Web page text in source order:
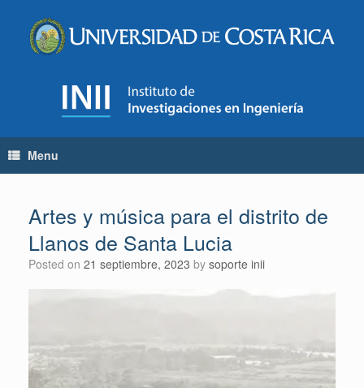
content
Menu
Artes y música para el distrito de
Llanos de Santa Lucia
Posted on 21 septiembre, 2023 by soporte inii